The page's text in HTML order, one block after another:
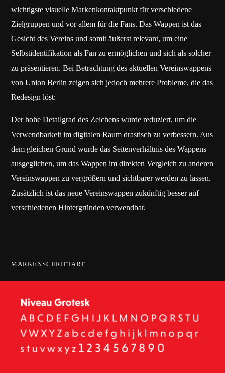
wichtigste visuelle Markenkontaktpunkt für verschiedene
Zielgruppen und vor allem für die Fans. Das Wappen ist das
Gesicht des Vereins und somit äußerst relevant, um eine
Selbstidentifikation als Fan zu ermöglichen und sich als solcher
zu präsentieren. Bei Betrachtung des aktuellen Vereinswappens
von Union Berlin zeigen sich jedoch mehrere Probleme, die das
Redesign löst:
Der hohe Detailgrad des Zeichens wurde reduziert, um die
Verwendbarkeit im digitalen Raum drastisch zu verbessern. Aus
dem gleichen Grund wurde das Seitenverhältnis des Wappens
ausgeglichen, um das Wappen im direkten Vergleich zu anderen
Vereinswappen zu vergrößern und sichtbarer werden zu lassen.
Zusätzlich ist das neue Vereinswappen zukünftig besser auf
verschiedenen Hintergründen verwendbar.
MARKENSCHRIFTART